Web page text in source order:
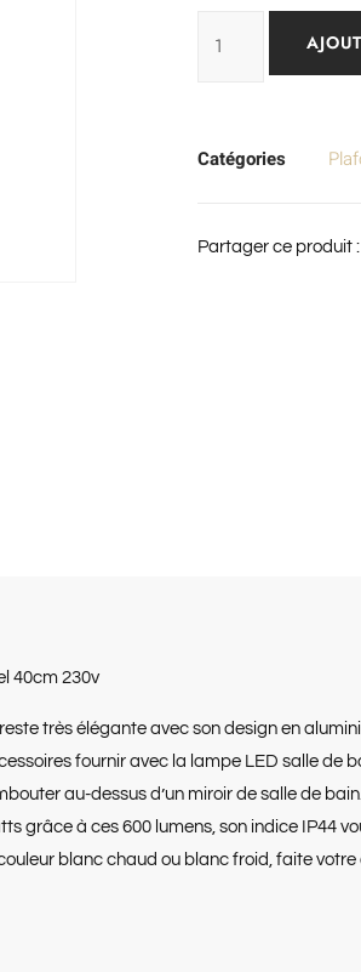
Catégories
Partager ce produit :
40cm 230v
très élégante avec son design en
fournir avec la lampe LED salle de
au-dessus d’un miroir de salle de
grâce à ces 600 lumens, son indice IP44
blanc chaud ou blanc froid, faite votre